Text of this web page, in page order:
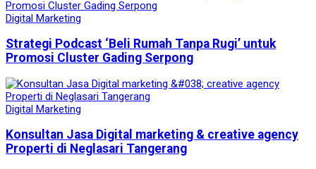
Digital Marketing
Strategi Podcast ‘Beli Rumah Tanpa Rugi’ untuk
Promosi Cluster Gading Serpong
Digital Marketing
Konsultan Jasa Digital marketing & creative agency
Properti di Neglasari Tangerang